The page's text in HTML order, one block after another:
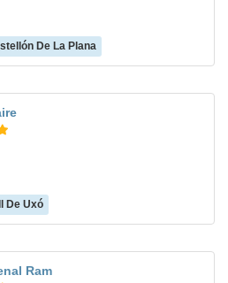
De La Plana
De Uxó
Ram